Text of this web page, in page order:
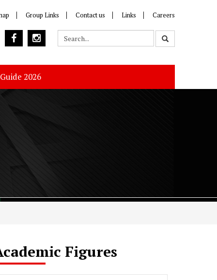
Group Links Contact us Links Careers
2026
Figures